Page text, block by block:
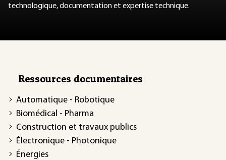
technologique, documentation et expertise technique.
Ressources documentaires
Automatique - Robotique
Biomédical - Pharma
Construction et travaux publics
Électronique - Photonique
Énergies